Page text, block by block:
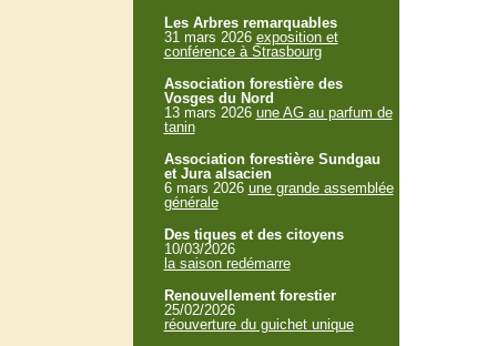
Les Arbres remarquables
31 mars 2026 exposition et
conférence à Strasbourg
Association forestière des
Vosges du Nord
13 mars 2026 une AG au parfum de
tanin
Association forestière Sundgau
et Jura alsacien
6 mars 2026 une grande assemblée
générale
Des tiques et des citoyens
10/03/2026
la saison redémarre
Renouvellement forestier
25/02/2026
réouverture du guichet unique